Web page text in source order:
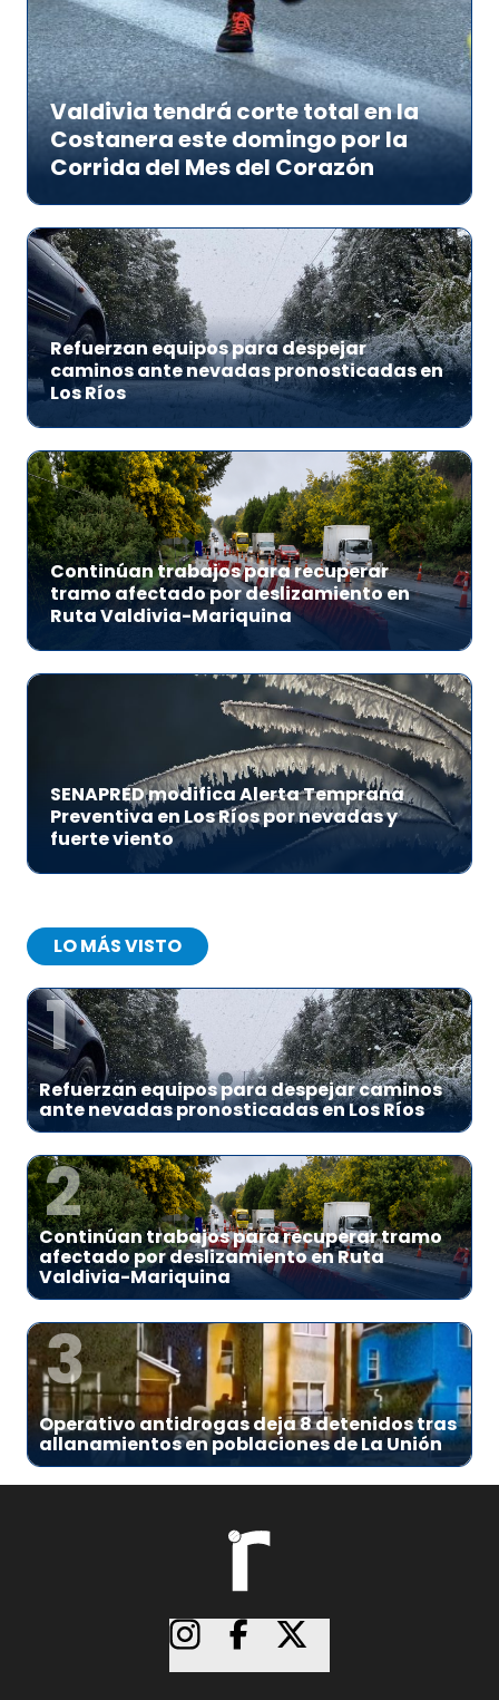
Valdivia tendrá corte total en la
Costanera este domingo por la
Corrida del Mes del Corazón
Refuerzan equipos para despejar
caminos ante nevadas pronosticadas en
Los Ríos
Continúan trabajos para recuperar
tramo afectado por deslizamiento en
Ruta Valdivia-Mariquina
SENAPRED modifica Alerta Temprana
Preventiva en Los Ríos por nevadas y
fuerte viento
LO MÁS VISTO
1
Refuerzan equipos para despejar caminos
ante nevadas pronosticadas en Los Ríos
2
Continúan trabajos para recuperar tramo
afectado por deslizamiento en Ruta
Valdivia-Mariquina
3
Operativo antidrogas deja 8 detenidos tras
allanamientos en poblaciones de La Unión